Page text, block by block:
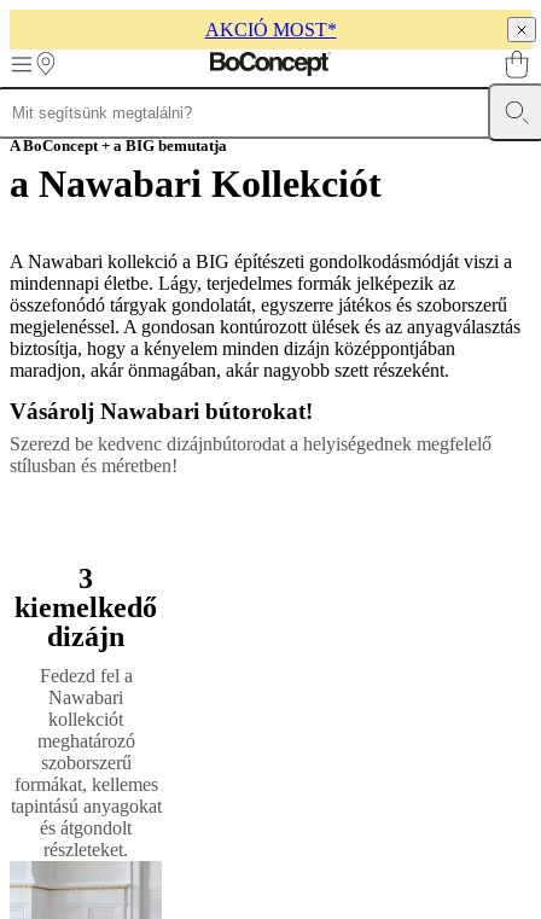
AKCIÓ MOST*
TermékekKanapékSzékekAsztalok Lámpák
kollekciók
TáblázatgyűjteményekSzékkollekciók
collectionsTároló
és
bőr
kollekcióBemutató
bútorokSzobák NappalikÉtkezőkHálószobákKültéri
bútorokKis
helyiségek Otthoni
dolgozószoba
BoConcept
+
ChristensenInspirációÜgyfélszolgálatKapcsolatSzállításÁpolási
útmutató Összeszerelési
mintákat!
Üzletkereső A
BoConceptrőlÉrtékek
felelősségvállalás
minőségIsmerkedj
meg
tervezőinkkel!Személyre
szabásKarrierStandards
and
certificationsAkadálymentességi
nyilatkozatLegyen
franchise-
partnerProfessionals
Projects
A BoConcept + a BIG bemutatja
a Nawabari Kollekciót
A Nawabari kollekció a BIG építészeti gondolkodásmódját viszi a
mindennapi életbe. Lágy, terjedelmes formák jelképezik az
összefonódó tárgyak gondolatát, egyszerre játékos és szoborszerű
megjelenéssel. A gondosan kontúrozott ülések és az anyagválasztás
biztosítja, hogy a kényelem minden dizájn középpontjában
maradjon, akár önmagában, akár nagyobb szett részeként.
Vásárolj Nawabari bútorokat!
Szerezd be kedvenc dizájnbútorodat a helyiségednek megfelelő
stílusban és méretben!
3
kiemelkedő
dizájn
Fedezd fel a
Nawabari
kollekciót
meghatározó
szoborszerű
formákat, kellemes
tapintású anyagokat
és átgondolt
részleteket.